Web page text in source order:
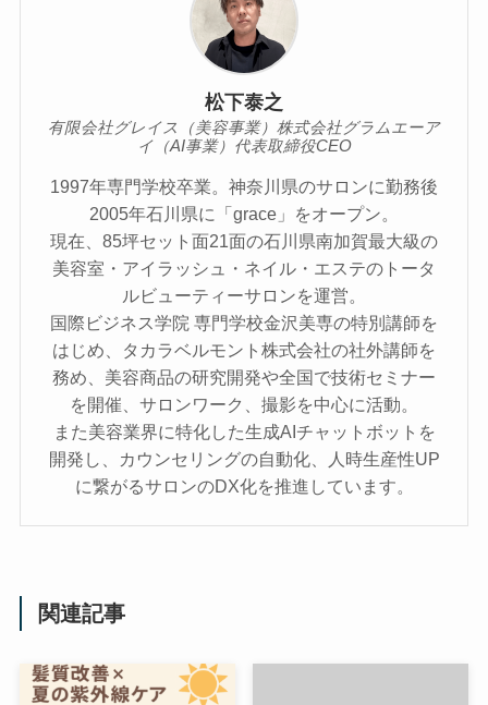
松下泰之
有限会社グレイス（美容事業）株式会社グラムエーア
イ（AI事業）代表取締役CEO
1997年専門学校卒業。神奈川県のサロンに勤務後
2005年石川県に「grace」をオープン。
現在、85坪セット面21面の石川県南加賀最大級の
美容室・アイラッシュ・ネイル・エステのトータ
ルビューティーサロンを運営。
国際ビジネス学院 専門学校金沢美専の特別講師を
はじめ、タカラベルモント株式会社の社外講師を
務め、美容商品の研究開発や全国で技術セミナー
を開催、サロンワーク、撮影を中心に活動。
また美容業界に特化した生成AIチャットボットを
開発し、カウンセリングの自動化、人時生産性UP
に繋がるサロンのDX化を推進しています。
関連記事